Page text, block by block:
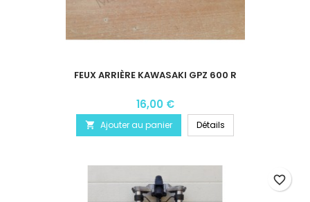
FEUX ARRIÈRE KAWASAKI GPZ 600 R
16,00 €
 Ajouter au panier Détails
favorite_border